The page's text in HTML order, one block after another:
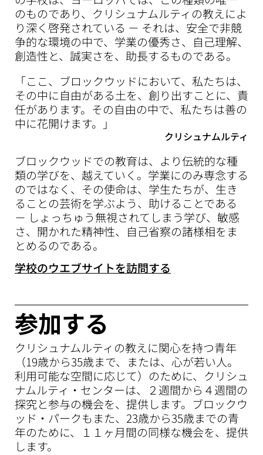
のものであり、クリシュナムルティの教えによ
り深く啓発されている － それは、安全で非競
争的な環境の中で、学業の優秀さ、自己理解、
創造性と、誠実さを、助長するものである。
「ここ、ブロックウッドにおいて、私たちは、
その中に自由がある土を、創り出すことに、責
任があります。その自由の中で、私たちは善の
中に花開けます。」
クリシュナムルティ
ブロックウッドでの教育は、より伝統的な種
類の学びを、越えていく。学業にのみ専念する
のではなく、その使命は、学生たちが、生き
ることの芸術を学ぶよう、助けることである
－ しょっちゅう無視されてしまう学び、敏感
さ、開かれた精神性、自己省察の諸様相をま
とめるのである。
学校のウエブサイトを訪問する
参加する
クリシュナムルティの教えに関心を持つ青年
（19歳から35歳まで、または、心が若い人。
利用可能な空間に応じて）のために、クリシュ
ナムルティ・センターは、２週間から４週間の
探究と参与の機会を、提供します。ブロックウ
ッド・パークもまた、23歳から35歳までの青
年のために、１１ヶ月間の同様な機会を、提供
します。